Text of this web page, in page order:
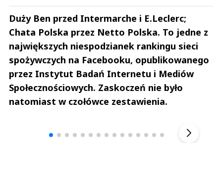
Duży Ben przed Intermarche i E.Leclerc;
Chata Polska przez Netto Polska. To jedne z
największych niespodzianek rankingu sieci
spożywczych na Facebooku, opublikowanego
przez Instytut Badań Internetu i Mediów
Społecznościowych. Zaskoczeń nie było
natomiast w czołówce zestawienia.